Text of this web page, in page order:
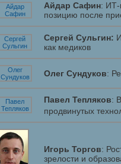
Айдар Сафин: ИТ-
позицию после
Сергей Сульгин:
как медиков
Олег Сундуков:
Павел Тепляков:
продвинутых
Игорь Торгов:
зрелости и